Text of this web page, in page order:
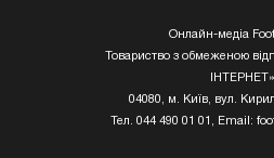
Онлайн-медіа
Товариство з обмеженою
ІНТЕРНЕТ»
04080, м. Київ, вул.
Тел. 044 490 01 01, Email: